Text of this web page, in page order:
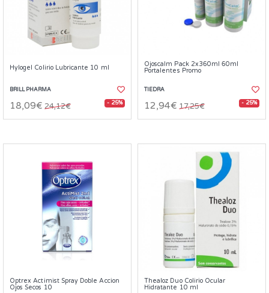
Hylogel Colirio Lubricante 10 ml
BRILL PHARMA
18,09€ 24,12€ - 25%
Ojoscalm Pack 2x360ml 60ml
Portalentes Promo
TIEDRA
12,94€ 17,25€ - 25%
Optrex Actimist Spray Doble Accion
Ojos Secos 10
Thealoz Duo Colirio Ocular
Hidratante 10 ml